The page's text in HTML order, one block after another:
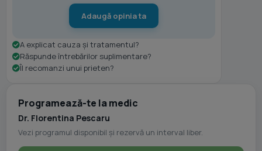
Adaugă opinia ta
A explicat cauza și tratamentul?
Răspunde întrebărilor suplimentare?
Îl recomanzi unui prieten?
Programează-te la medic
Dr. Florentina Pescaru
Vezi programul disponibil și rezervă un interval liber.